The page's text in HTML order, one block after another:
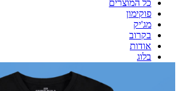
כל המוצרים
פוקימון
מג'יק
בקרוב
אודות
בלוג